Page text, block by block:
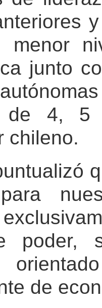
menor
junto
de 4,
chileno.
para
poder,
de